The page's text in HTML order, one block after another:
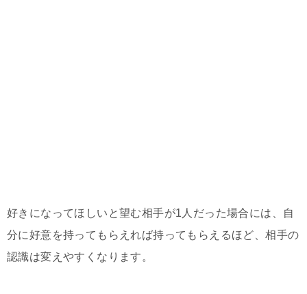
好きになってほしいと望む相手が1人だった場合には、自
分に好意を持ってもらえれば持ってもらえるほど、相手の
認識は変えやすくなります。